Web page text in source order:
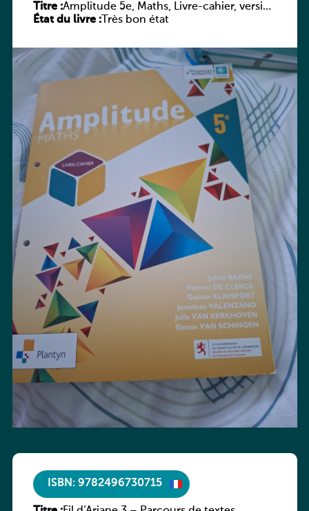
Titre :Amplitude 5e, Maths, Livre-cahier, version
luxembourgeoise
État du livre :Très bon état
ISBN: 9782496730715